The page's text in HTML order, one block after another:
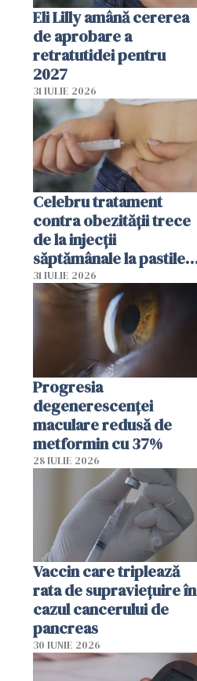
Eli Lilly amână cererea
de aprobare a
retratutidei pentru
2027
31 IULIE 2026
Celebru tratament
contra obezității trece
de la injecții
săptămânale la pastile
zilnice
31 IULIE 2026
Progresia
degenerescenței
maculare redusă de
metformin cu 37%
28 IULIE 2026
Vaccin care triplează
rata de supraviețuire în
cazul cancerului de
pancreas
30 IUNIE 2026